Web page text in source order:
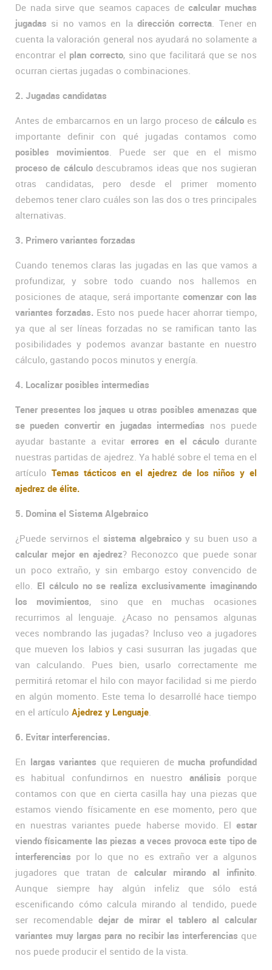
De nada sirve que seamos capaces decalcular muchas
jugadas si no vamos en la dirección correcta . Tener en
cuenta la valoración general nos ayudará no solamente a
encontrar el plan correcto, sino que facilitará que se nos
ocurran ciertas jugadas o combinaciones.
2. Jugadas candidatas
Antes de embarcarnos en un largo proceso decálculo es
importante definir con qué jugadas contamos como
posibles movimientos . Puede ser que en el mismo
proceso de cálculodescubramos ideas que nos sugieran
otras candidatas, pero desde el primer momento
debemos tener claro cuáles son las dos o tres principales
alternativas.
3. Primero variantes forzadas
Cuando tenemos claras las jugadas en las que vamos a
profundizar, y sobre todo cuando nos hallemos en
posiciones de ataque, será importantecomenzar con las
variantes forzadas. Esto nos puede hacer ahorrar tiempo,
ya que al ser líneas forzadas no se ramifican tanto las
posibilidades y podemos avanzar bastante en nuestro
cálculo, gastando pocos minutos y energía.
4. Localizar posibles intermedias
Tener presentes los jaques u otras posibles amenazas que
se pueden convertir en jugadas intermedias nos puede
ayudar bastante a evitar errores en el cáculodurante
nuestras partidas de ajedrez. Ya hablé sobre el tema en el
artículo Temas tácticos en el ajedrez de los niños y el
ajedrez de élite.
5. Domina el Sistema Algebraico
¿Puede servirnos el sistema algebraico y su buen uso a
calcular mejor en ajedrez? Reconozco que puede sonar
un poco extraño, y sin embargo estoy convencido de
ello. El cálculo no se realiza exclusivamente imaginando
los movimientos, sino que en muchas ocasiones
recurrimos al lenguaje. ¿Acaso no pensamos algunas
veces nombrando las jugadas? Incluso veo a jugadores
que mueven los labios y casi susurran las jugadas que
van calculando. Pues bien, usarlo correctamente me
permitirá retomar el hilo con mayor facilidad si me pierdo
en algún momento. Este tema lo desarrollé hace tiempo
en el artículo Ajedrez y Lenguaje
6. Evitar interferencias.
En largas variantes que requieren de mucha profundidad
es habitual confundirnos en nuestro análisis porque
contamos con que en cierta casilla hay una piezas que
estamos viendo físicamente en ese momento, pero que
en nuestras variantes puede haberse movido. El estar
viendo físicamente las piezas a veces provoca este tipo de
interferencias por lo que no es extraño ver a algunos
jugadores que tratan de calcular mirando al infinito
Aunque siempre hay algún infeliz que sólo está
escenificando cómo calcula mirando al tendido, puede
ser recomendable dejar de mirar el tablero al calcular
variantes muy largas para no recibir las interferencias que
nos puede producir el sentido de la vista.